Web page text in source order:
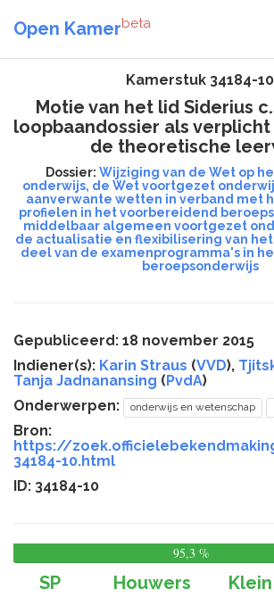
Open Kamerbeta
Kamerstuk 34184-10
Motie van het lid Siderius
loopbaandossier als
de theoretische
Dossier: Wijziging van de Wet op
onderwijs, de Wet voortgezet
aanverwante wetten in verband met
profielen in het voorbereidend
middelbaar algemeen voortgezet
de actualisatie en flexibilisering van
deel van de examenprogramma's in
beroepsonderwijs
Gepubliceerd: 18 november 2015
Indiener(s): Karin Straus (VVD),
Tanja Jadnanansing (PvdA)
Onderwerpen:
onderwijs en wetenschap
Bron:
https://
34184-10.html
ID: 34184-10
95,3 %
SP Houwers Klein